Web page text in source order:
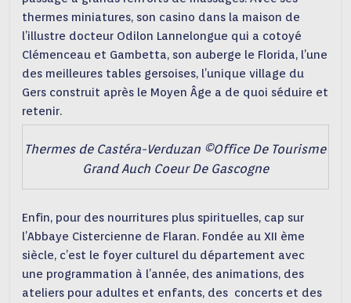
thermes miniatures, son casino dans la maison de
l’illustre docteur Odilon Lannelongue qui a cotoyé
Clémenceau et Gambetta, son auberge le Florida, l’une
des meilleures tables gersoises, l’unique village du
Gers construit après le Moyen Âge a de quoi séduire et
retenir.
Thermes de Castéra-Verduzan ©Office De Tourisme
Grand Auch Coeur De Gascogne
Enfin, pour des nourritures plus spirituelles, cap sur
l’Abbaye Cistercienne de Flaran. Fondée au XII ème
siècle, c’est le foyer culturel du département avec
une programmation à l’année, des animations, des
ateliers pour adultes et enfants, des concerts et des